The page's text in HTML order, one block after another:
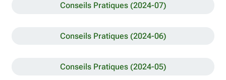
Conseils Pratiques (2024-07)
Conseils Pratiques (2024-06)
Conseils Pratiques (2024-05)